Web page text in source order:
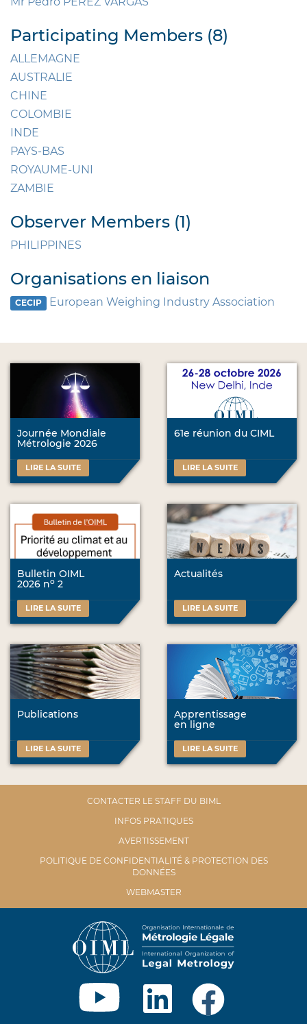
Participating Members (8)
ALLEMAGNE
AUSTRALIE
CHINE
COLOMBIE
INDE
PAYS-BAS
ROYAUME-UNI
ZAMBIE
Observer Members (1)
PHILIPPINES
Organisations en liaison
CECIP European Weighing Industry Association
Journée Mondiale
Métrologie 2026
LIRE LA SUITE
61e réunion du CIML
LIRE LA SUITE
Bulletin OIML
2026 no 2
LIRE LA SUITE
Actualités
LIRE LA SUITE
Publications
LIRE LA SUITE
Apprentissage
en ligne
LIRE LA SUITE
CONTACTER LE STAFF DU BIML
INFOS PRATIQUES
AVERTISSEMENT
POLITIQUE DE CONFIDENTIALITÉ & PROTECTION DES
DONNÉES
WEBMASTER